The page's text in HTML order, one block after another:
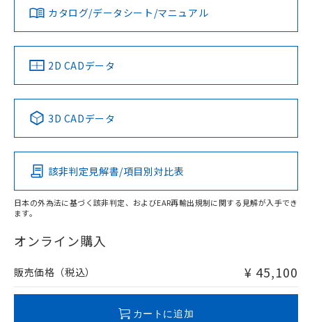
みください。
ソフトウェアの使用条件
対応済み
中国 RoHS 注意事項・凡例
Pb Hg Cd Cr(VI)
O
在庫等で未対応品が混在する可能性があります。
問い合わせください。
LR型式承認
（イギリス
船舶規格）
DNV型式承認
（ノルウェー
BV型式承認
（フランス
KR型式
（韓国
Yes No No No
この製品の規格認証/適合状況ページへ
その他の認証はこちらのページからご検索ください
カタログ/データシート/マニュアル
2D CADデータ
3D CADデータ
該非判定見解書/項目別対比表
日本の外為法に基づく該非判定、およびEAR再輸出規制に関する見解が入手でき
ます。
オンライン購入
販売価格（税込） ¥ 45,100
カートに追加